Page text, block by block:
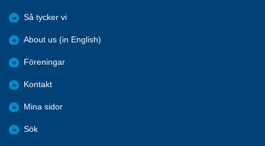
Så tycker vi
About us (in English)
Föreningar
Kontakt
Mina sidor
Sök